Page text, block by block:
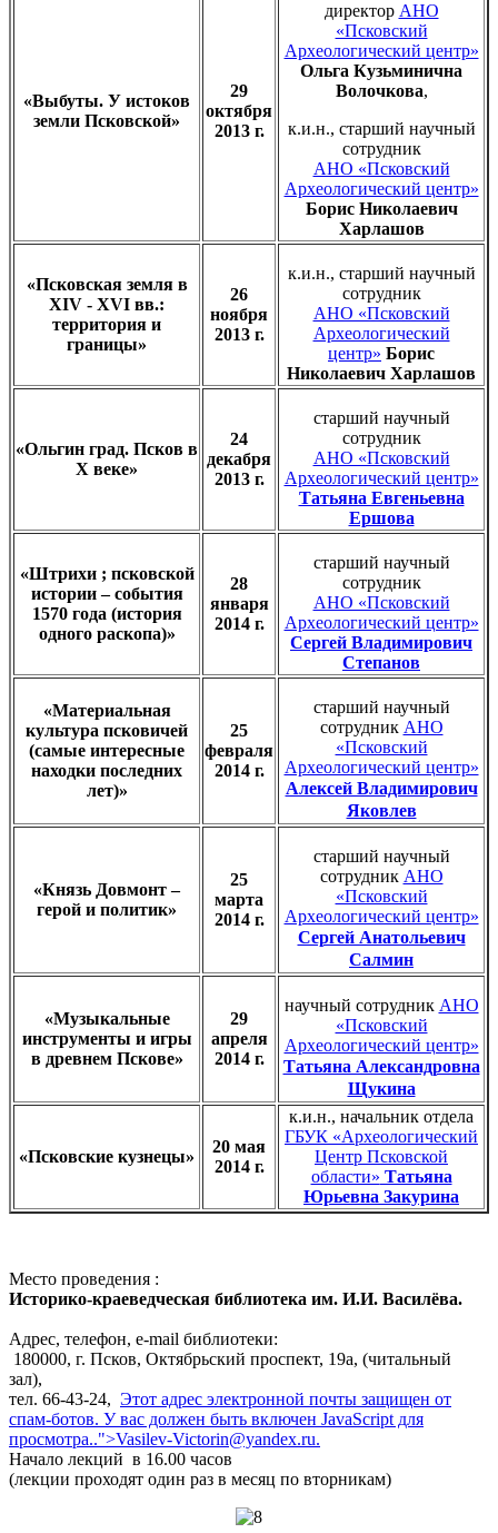
«Выбуты. У истоков
земли Псковской»
29
октября
2013 г.
директор АНО
«Псковский
Археологический центр»
Ольга Кузьминична
Волочкова,
к.и.н., старший научный
сотрудник
АНО «Псковский
Археологический центр»
Борис Николаевич
Харлашов
«Псковская земля в
XIV - XVI вв.:
территория и
границы»
26
ноября
2013 г.
к.и.н., старший научный
сотрудник
АНО «Псковский
Археологический
центр» Борис
Николаевич Харлашов
«Ольгин град. Псков в
X веке»
24
декабря
2013 г.
старший научный
сотрудник
АНО «Псковский
Археологический центр»
Татьяна Евгеньевна
Ершова
«Штрихи ; псковской
истории – события
1570 года (история
одного раскопа)»
28
января
2014 г.
старший научный
сотрудник
АНО «Псковский
Археологический центр»
Сергей Владимирович
Степанов
«Материальная
культура псковичей
(самые интересные
находки последних
лет)»
25
февраля
2014 г.
старший научный
сотрудник АНО
«Псковский
Археологический центр»
Алексей Владимирович
Яковлев
«Князь Довмонт –
герой и политик»
25
марта
2014 г.
старший научный
сотрудник АНО
«Псковский
Археологический центр»
Сергей Анатольевич
Салмин
«Музыкальные
инструменты и игры
в древнем Пскове»
29
апреля
2014 г.
научный сотрудник АНО
«Псковский
Археологический центр»
Татьяна Александровна
Щукина
«Псковские кузнецы»
20 мая
2014 г.
к.и.н., начальник отдела
ГБУК «Археологический
Центр Псковской
области» Татьяна
Юрьевна Закурина
Место проведения :
Историко-краеведческая библиотека им. И.И. Василёва.
Адрес, телефон, e-mail библиотеки:
180000, г. Псков, Октябрьский проспект, 19а, (читальный
зал),
тел. 66-43-24, Этот адрес электронной почты защищен от
спам-ботов. У вас должен быть включен JavaScript для
просмотра..">Vasilev-Victorin@yandex.ru.
Начало лекций в 16.00 часов
(лекции проходят один раз в месяц по вторникам)